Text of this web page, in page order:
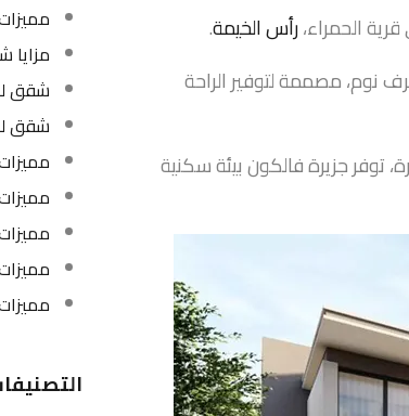
الحمراء،رأس الخيمة.
نوم، مصممة لتوفير الراحة
المثالي المطل على الخليج التجاري وملعب الغولف المكون من 18 حفرة، توفر جزيرة فالكون بيئة سكنية
شقق
شقق